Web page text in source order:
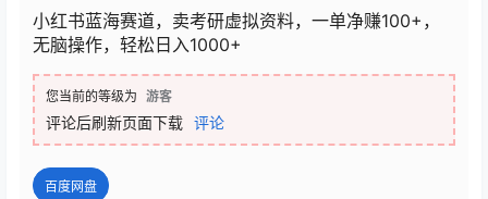
小红书蓝海赛道，卖考研虚拟资料，一单净赚100+，
无脑操作，轻松日入1000+
您当前的等级为 游客
评论后刷新页面下载 评论
百度网盘